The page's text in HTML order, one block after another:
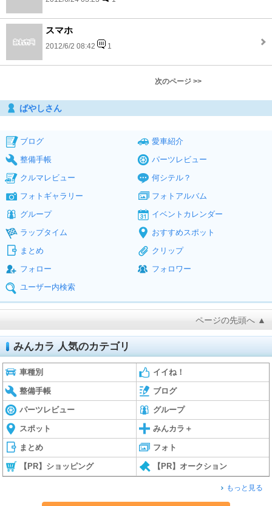
スマホ
2012/6/2 08:42 1
次のページ >>
ばやしさん
ブログ
愛車紹介
整備手帳
パーツレビュー
クルマレビュー
何シテル？
フォトギャラリー
フォトアルバム
グループ
イベントカレンダー
ラップタイム
おすすめスポット
まとめ
クリップ
フォロー
フォロワー
ユーザー内検索
ページの先頭へ ▲
みんカラ 人気のカテゴリ
車種別 イイね！
整備手帳 ブログ
パーツレビュー グループ
スポット みんカラ＋
まとめ フォト
【PR】ショッピング 【PR】オークション
もっと見る